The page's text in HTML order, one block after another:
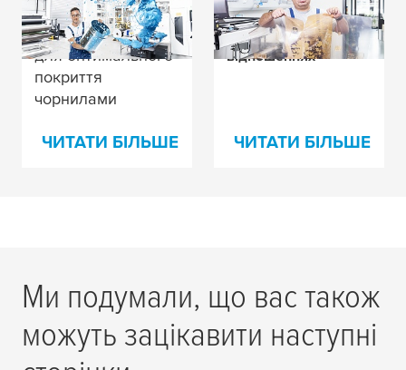
точкові дефекти?
У нас є краща ідея
для оптимального
покриття
чорнилами
ЧИТАТИ БІЛЬШЕ
друкарської форми –
проблема в багатьох
відношеннях
ЧИТАТИ БІЛЬШЕ
Ми подумали, що вас також
можуть зацікавити наступні